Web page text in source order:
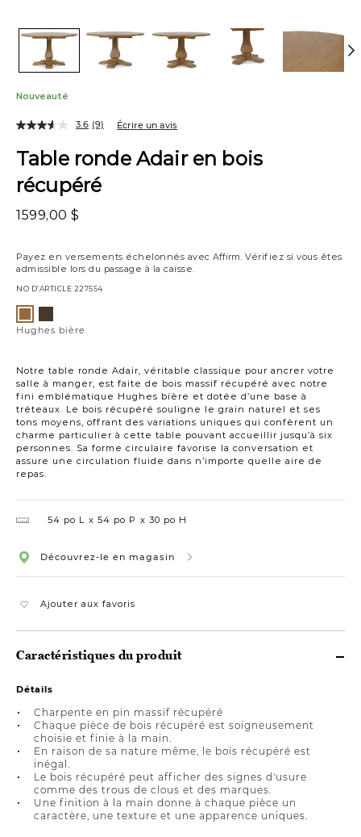
Nouveauté
Table ronde Adair en bois
récupéré
1599,00 $
Payez en versements échelonnés avec Affirm. Vérifiez si vous êtes
admissible lors du passage à la caisse.
NO D’ARTICLE 227554
Notre table ronde Adair, véritable classique pour ancrer votre
salle à manger, est faite de bois massif récupéré avec notre
fini emblématique Hughes bière et dotée d’une base à
tréteaux. Le bois récupéré souligne le grain naturel et ses
tons moyens, offrant des variations uniques qui confèrent un
charme particulier à cette table pouvant accueillir jusqu’à six
personnes. Sa forme circulaire favorise la conversation et
assure une circulation fluide dans n’importe quelle aire de
repas.
3.6 (9) Écrire un avis
Variations
bièreambré/bière
Hughes bière
54 po L 54 po P 30 po H
Découvrez-le en magasin
Ajouter aux favoris
Caractéristiques du produit
Détails
Charpente en pin massif récupéré
Chaque pièce de bois récupéré est soigneusement
choisie et finie à la main.
En raison de sa nature même, le bois récupéré est
inégal.
Le bois récupéré peut afficher des signes d'usure
comme des trous de clous et des marques.
Une finition à la main donne à chaque pièce un
caractère, une texture et une apparence uniques.